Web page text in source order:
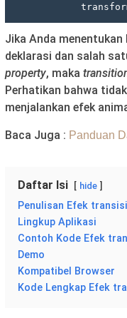
Jika Anda menentukan
deklarasi dan salah
property, maka
Perhatikan bahwa
menjalankan efek
Baca Juga : Panduan
Daftar Isi hide
Penulisan Efek
Lingkup Aplikasi
Contoh Kode Efek
Demo
Kompatibel Browser
Kode Lengkap Efek